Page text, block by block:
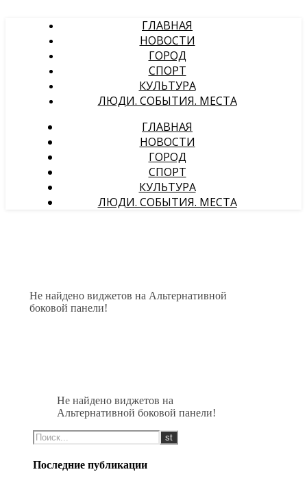
ГЛАВНАЯ
НОВОСТИ
ГОРОД
СПОРТ
КУЛЬТУРА
ЛЮДИ. СОБЫТИЯ. МЕСТА
ГЛАВНАЯ
НОВОСТИ
ГОРОД
СПОРТ
КУЛЬТУРА
ЛЮДИ. СОБЫТИЯ. МЕСТА
Не найдено виджетов на Альтернативной
боковой панели!
Не найдено виджетов на
Альтернативной боковой панели!
Последние публикации